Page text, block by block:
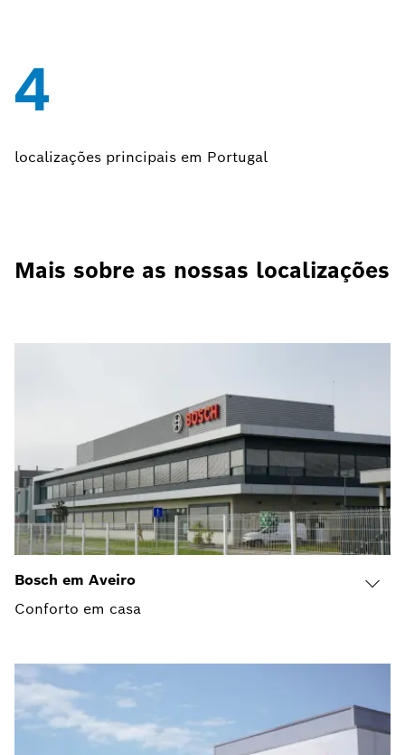
4
localizações principais em Portugal
Mais sobre as nossas localizações
Bosch em Aveiro
Conforto em casa